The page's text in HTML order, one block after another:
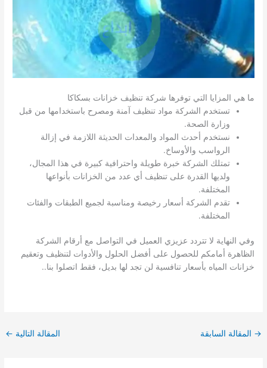
ما هي المزايا التي توفرها شركة تنظيف خزانات بسكاكا
تستخدم الشركة مواد تنظيف آمنة ومصرح باستخدامها من قبل
وزارة الصحة.
نستخدم أحدث المواد والمعدات الحديثة اللازمة في إزالة
الرواسب والأوساخ.
تمتلك الشركة خبرة طويلة واحترافية كبيرة في هذا المجال،
ولديها القدرة على تنظيف أي عدد من الخزانات بأنواعها
المختلفة.
تقدم الشركة أسعار رخيصة ومناسبة لجميع الطبقات والفئات
المختلفة.
وفي النهاية لا تتردد عزيزي العميل في التواصل مع أرقام الشركة
الظاهرة أمامكم للحصول على أفضل الحلول والأدوات لتنظيف وتعقيم
خزانات المياه بأسعار تنافسية لن تجد لها بديل، فقط اتصلوا بنا..
→ المقالة السابقة المقالة التالية ←